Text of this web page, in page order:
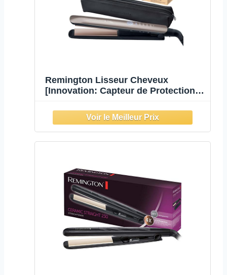
Remington Lisseur Cheveux
[Innovation: Capteur de Protection
(Soin Kératine & Huile d'Amande,
Céramique, Ecran LCD, 160-230°C,
pochette) Fer à lisser S8593